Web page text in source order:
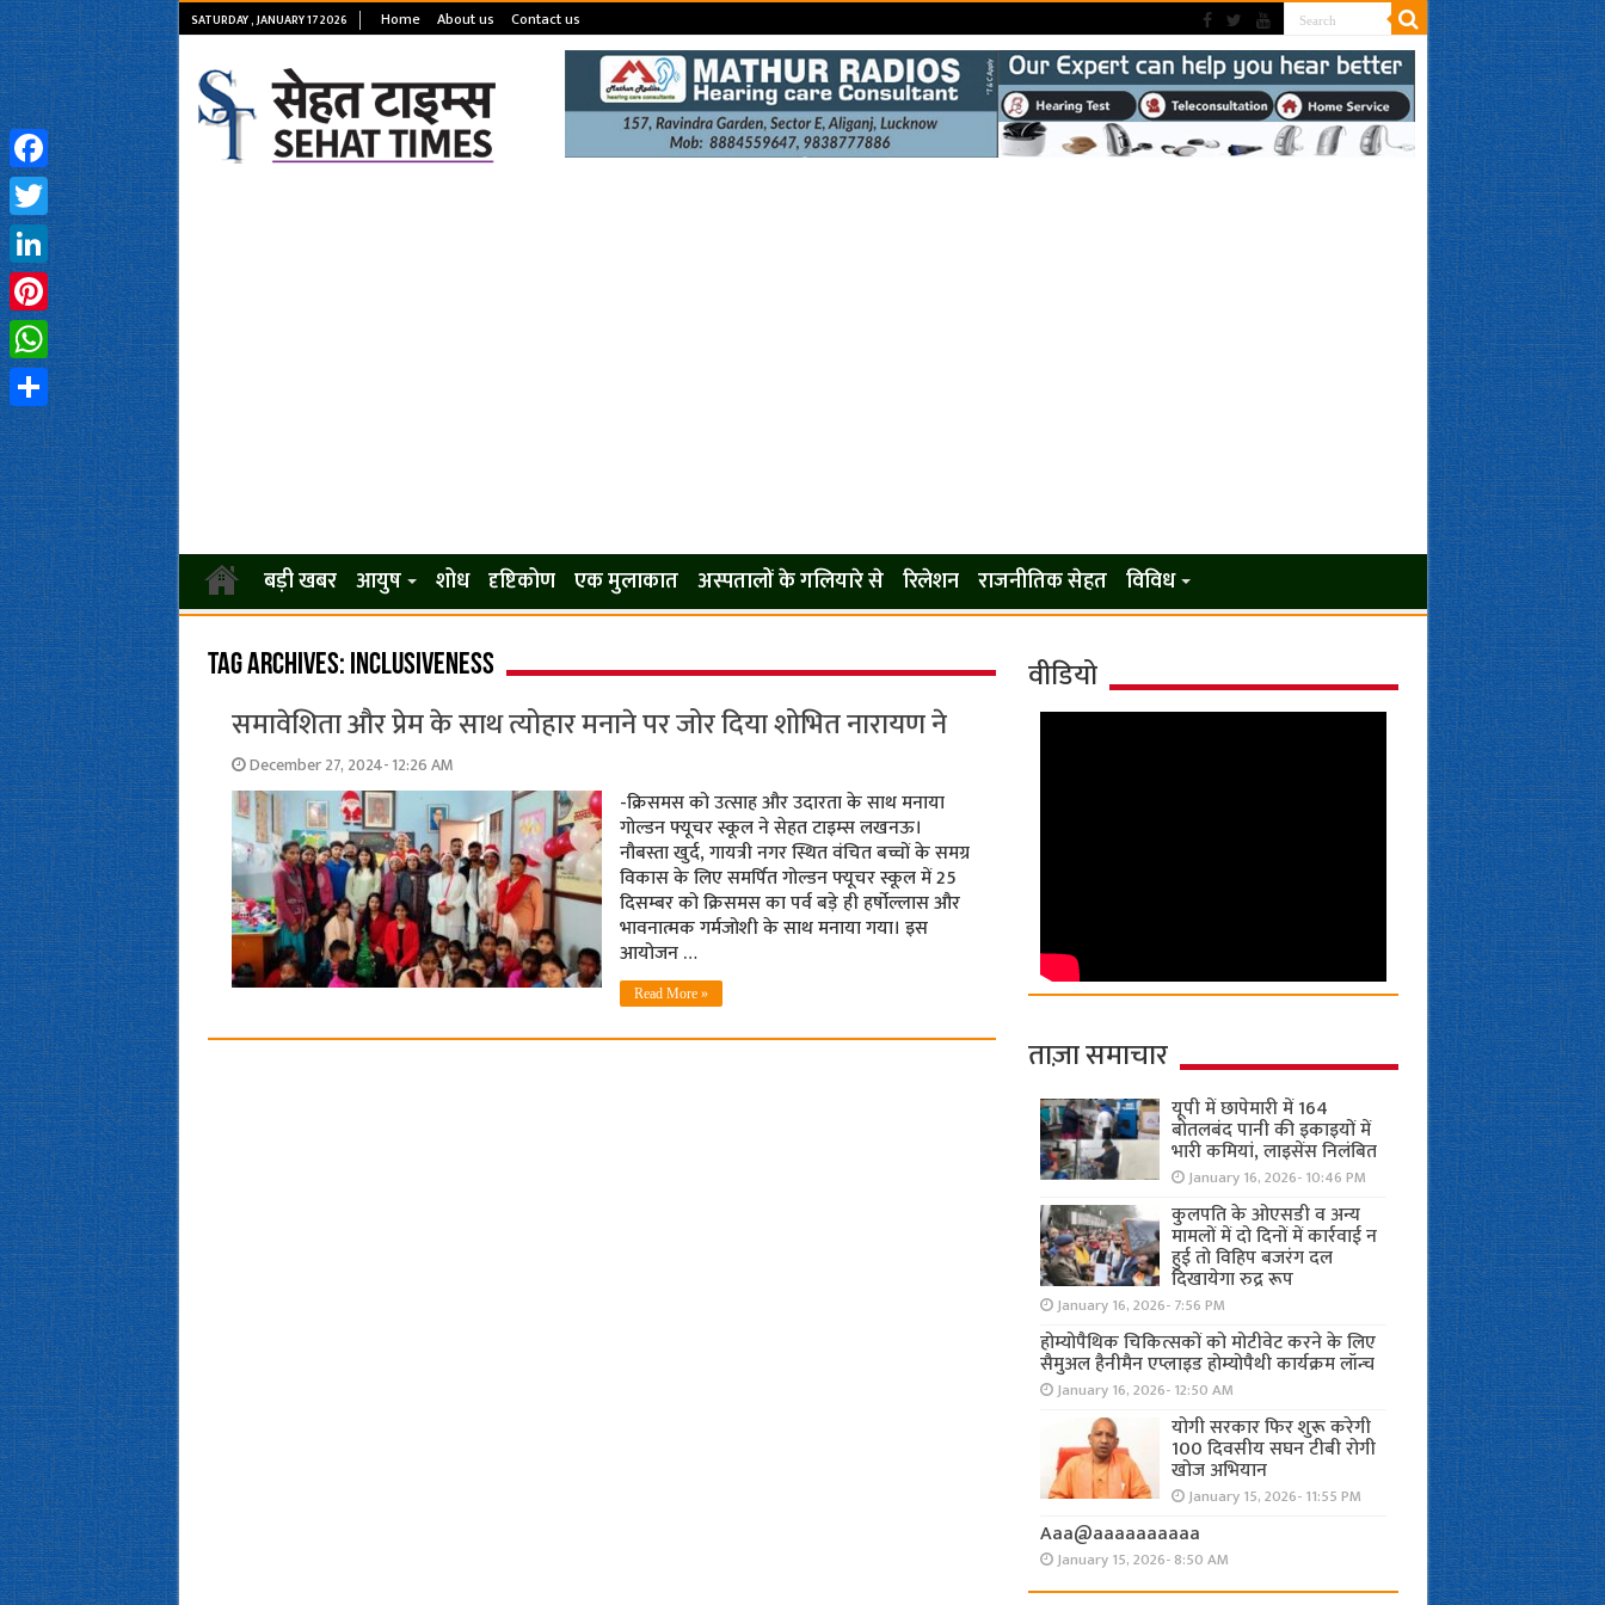
SATURDAY , JANUARY 17 2026 Home About us Contact us
बड़ी खबर आयुष शोध दृष्टिकोण एक मुलाकात अस्पतालों के गलियारे से रिलेशन राजनीतिक सेहत विविध
Tag Archives: inclusiveness
समावेशिता और प्रेम के साथ त्योहार मनाने पर जोर दिया शोभित नारायण ने
December 27, 2024- 12:26 AM
-क्रिसमस को उत्साह और उदारता के साथ मनाया
गोल्डन फ्यूचर स्कूल ने सेहत टाइम्स लखनऊ।
नौबस्ता खुर्द, गायत्री नगर स्थित वंचित बच्चों के समग्र
विकास के लिए समर्पित गोल्डन फ्यूचर स्कूल में 25
दिसम्बर को क्रिसमस का पर्व बड़े ही हर्षोल्लास और
भावनात्मक गर्मजोशी के साथ मनाया गया। इस
आयोजन …
Read More »
वीडियो
ताज़ा समाचार
यूपी में छापेमारी में 164
बोतलबंद पानी की इकाइयों में
भारी कमियां, लाइसेंस निलंबित
January 16, 2026- 10:46 PM
कुलपति के ओएसडी व अन्य
मामलों में दो दिनों में कार्रवाई न
हुई तो विहिप बजरंग दल
दिखायेगा रुद्र रूप
January 16, 2026- 7:56 PM
होम्योपैथिक चिकित्सकों को मोटीवेट करने के लिए
सैमुअल हैनीमैन एप्लाइड होम्योपैथी कार्यक्रम लॉन्च
January 16, 2026- 12:50 AM
योगी सरकार फिर शुरू करेगी
100 दिवसीय सघन टीबी रोगी
खोज अभियान
January 15, 2026- 11:55 PM
Aaa@aaaaaaaaaa
January 15, 2026- 8:50 AM
Facebook
Twitter
LinkedIn
Pinterest
WhatsApp
Share